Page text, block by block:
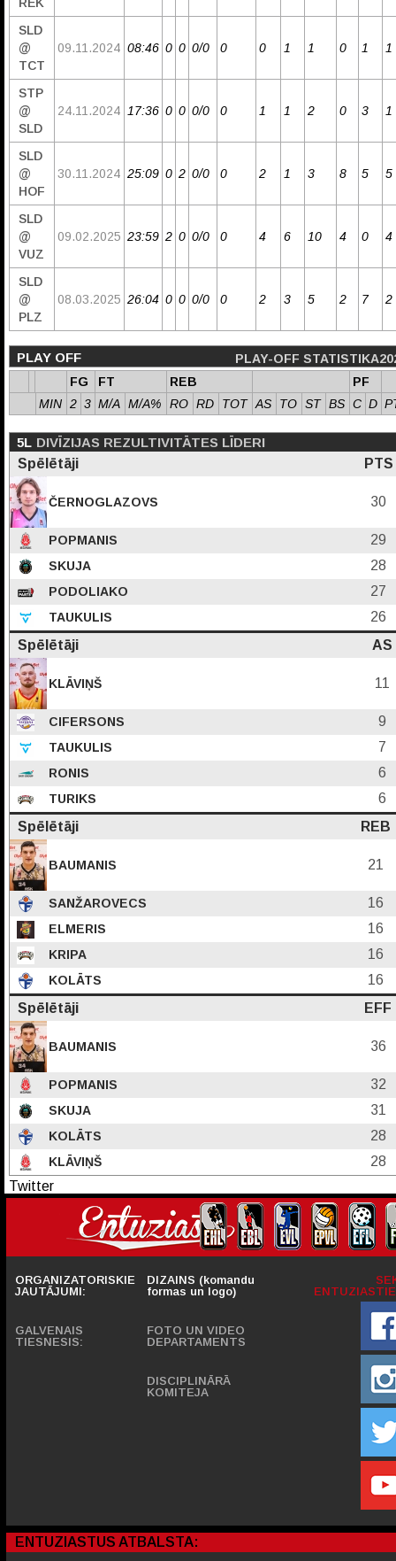
SLD
@
TCT
09.11.2024 08:46 0 0 0/0 0 0 1 1 0 1 1
STP
@
SLD
24.11.2024 17:36 0 0 0/0 0 1 1 2 0 3 1
SLD
@
HOF
30.11.2024 25:09 0 2 0/0 0 2 1 3 8 5 5
SLD
@
VUZ
09.02.2025 23:59 2 0 0/0 0 4 6 10 4 0 4
SLD
@
PLZ
08.03.2025 26:04 0 0 0/0 0 2 3 5 2 7 2
PLAY OFF
PLAY-OFF
FG
FT REB
PF
MIN 2 3 M/A M/A% RO RD TOT AS TO ST BS C D
5L DIVĪZIJAS REZULTIVITĀTES LĪDERI
Spēlētāji
PTS
ČERNOGLAZOVS 30
POPMANIS 29
SKUJA 28
PODOLIAKO 27
TAUKULIS
26
Spēlētāji
AS
KLĀVIŅŠ 11
CIFERSONS 9
TAUKULIS 7
RONIS 6
TURIKS
6
Spēlētāji
REB
BAUMANIS 21
SANŽAROVECS 16
ELMERIS 16
KRIPA 16
KOLĀTS
16
Spēlētāji
EFF
BAUMANIS 36
POPMANIS 32
SKUJA 31
KOLĀTS 28
KLĀVIŅŠ
28
Twitter
ORGANIZATORISKIE
JAUTĀJUMI:
GALVENAIS
TIESNESIS:
DIZAINS (komandu
formas un logo)
FOTO UN VIDEO
DEPARTAMENTS
DISCIPLINĀRĀ
KOMITEJA
ENTUZIASTUS ATBALSTA: